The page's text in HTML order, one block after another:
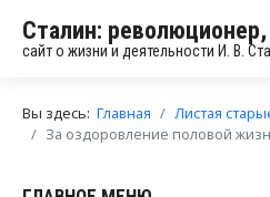
Сталин:
сайт о жизни и деятельности И. В.
Вы здесь: Главная
Листая
За оздоровление половой